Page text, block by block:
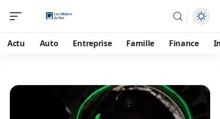
Actu Auto Entreprise Famille Finance